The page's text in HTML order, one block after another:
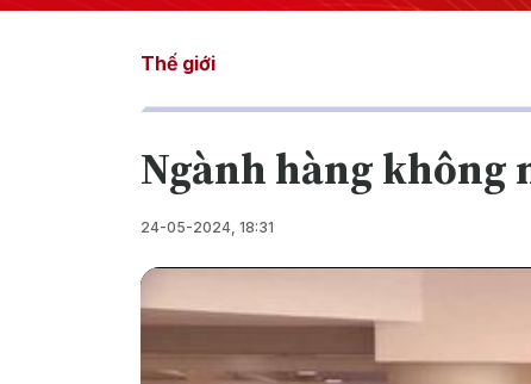
Thế giới
Ngành hàng không
24-05-2024, 18:31